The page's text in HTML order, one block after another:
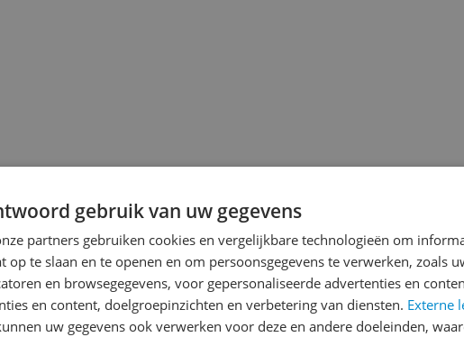
Laatste prijsupdate
08-2026
gebruik van uw gegevens
partners gebruiken cookies en vergelijkbare technologieën om
op te slaan en te openen en om persoonsgegevens te verwerken, zoals
en browsegegevens, voor gepersonaliseerde advertenties en
en content, doelgroepinzichten en verbetering van diensten. Externe
uw gegevens ook verwerken voor deze en andere doeleinden,